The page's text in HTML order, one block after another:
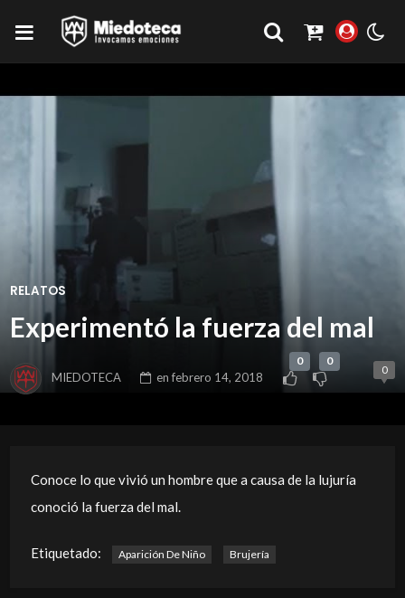
RELATOS
Experimentó la fuerza del mal
MIEDOTECA enfebrero 14, 2018
0 0
0
Conoce lo que vivió un hombre que a causa de la lujuría
conoció la fuerza del mal.
Etiquetado: Aparición De Niño Brujería